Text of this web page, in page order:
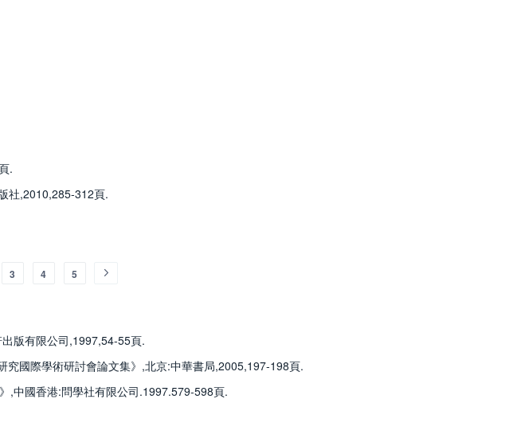
.
社,2010,285-312頁.
3 4 5
版有限公司,1997,54-55頁.
國際學術研討會論文集》,北京:中華書局,2005,197-198頁.
,中國香港:問學社有限公司.1997.579-598頁.